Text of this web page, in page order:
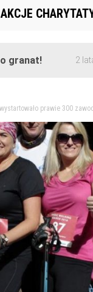
AKCJE
2 lata temu
prawie 300